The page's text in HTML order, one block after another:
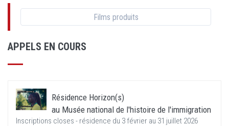
Films produits
APPELS EN COURS
Résidence Horizon(s)
au Musée national de l'histoire de l'immigration
Inscriptions closes - résidence du 3 février au 31 juillet 2026